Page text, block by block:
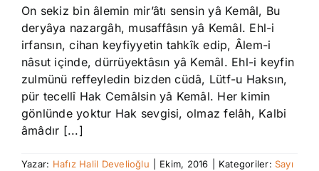
On sekiz bin âlemin mir’âtı sensin yâ Kemâl, Bu
deryâya nazargâh, musaffâsın yâ Kemâl. Ehl-i
irfansın, cihan keyfiyyetin tahkîk edip, Âlem-i
nâsut içinde, dürrüyektâsın yâ Kemâl. Ehl-i keyfin
zulmünü reffeyledin bizden cüdâ, Lütf-u Haksın,
pür tecellî Hak Cemâlsin yâ Kemâl. Her kimin
gönlünde yoktur Hak sevgisi, olmaz felâh, Kalbi
âmâdır [...]
Yazar: Hafız Halil Develioğlu Ekim, 2016 Kategoriler: Sayı